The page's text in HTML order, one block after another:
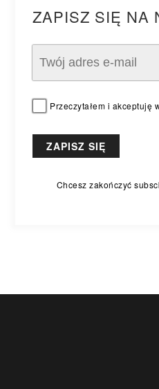
ZAPISZ SIĘ NA
Przeczytałem i akceptuję
Chcesz zakończyć